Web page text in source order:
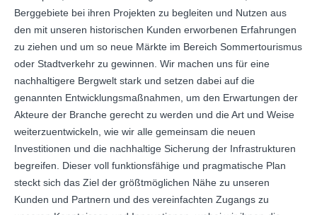
Berggebiete bei ihren Projekten zu begleiten und Nutzen aus
den mit unseren historischen Kunden erworbenen Erfahrungen
zu ziehen und um so neue Märkte im Bereich Sommertourismus
oder Stadtverkehr zu gewinnen. Wir machen uns für eine
nachhaltigere Bergwelt stark und setzen dabei auf die
genannten Entwicklungsmaßnahmen, um den Erwartungen der
Akteure der Branche gerecht zu werden und die Art und Weise
weiterzuentwickeln, wie wir alle gemeinsam die neuen
Investitionen und die nachhaltige Sicherung der Infrastrukturen
begreifen. Dieser voll funktionsfähige und pragmatische Plan
steckt sich das Ziel der größtmöglichen Nähe zu unseren
Kunden und Partnern und des vereinfachten Zugangs zu